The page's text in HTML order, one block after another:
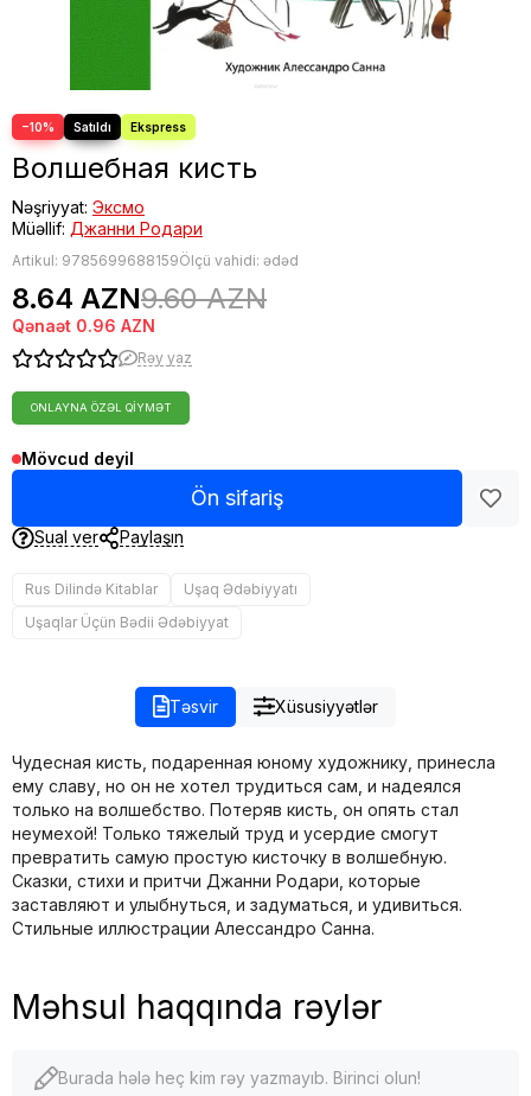
−10%
Волшебная кисть
Nəşriyyat: Эксмо
Müəllif: Джанни Родари
Artikul: 9785699688159Ölçü vahidi: ədəd
8.64 AZN9.60 AZN
Qənaət 0.96 AZN
Rəy yaz
ONLAYNA ÖZƏL QIYMƏT
Mövcud deyil
Ön sifariş
Sual ver Paylaşın
Rus Dilində Kitablar
Uşaq Ədəbiyyatı
Uşaqlar Üçün Bədii Ədəbiyyat
Təsvir Xüsusiyyətlər
Чудесная кисть, подаренная юному художнику, принесла
ему славу, но он не хотел трудиться сам, и надеялся
только на волшебство. Потеряв кисть, он опять стал
неумехой! Только тяжелый труд и усердие смогут
превратить самую простую кисточку в волшебную.
Сказки, стихи и притчи Джанни Родари, которые
заставляют и улыбнуться, и задуматься, и удивиться.
Стильные иллюстрации Алессандро Санна.
Məhsul haqqında rəylər
Burada hələ heç kim rəy yazmayıb. Birinci olun!